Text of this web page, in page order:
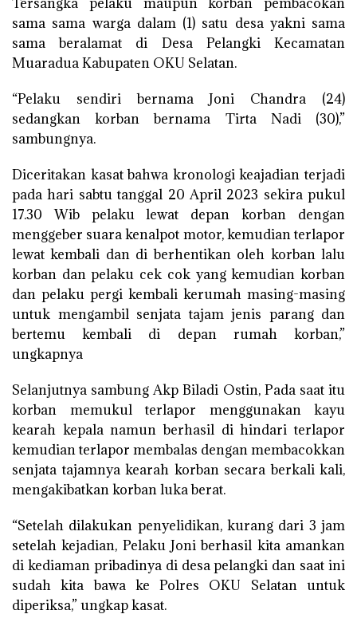
sama sama warga dalam (1) satu desa yakni sama
sama beralamat di Desa Pelangki Kecamatan
Muaradua Kabupaten OKU Selatan.
“Pelaku sendiri bernama Joni Chandra (24)
sedangkan korban bernama Tirta Nadi (30),”
sambungnya.
Diceritakan kasat bahwa kronologi keajadian terjadi
pada hari sabtu tanggal 20 April 2023 sekira pukul
17.30 Wib pelaku lewat depan korban dengan
menggeber suara kenalpot motor, kemudian terlapor
lewat kembali dan di berhentikan oleh korban lalu
korban dan pelaku cek cok yang kemudian korban
dan pelaku pergi kembali kerumah masing-masing
untuk mengambil senjata tajam jenis parang dan
bertemu kembali di depan rumah korban,”
ungkapnya
Selanjutnya sambung Akp Biladi Ostin, Pada saat itu
korban memukul terlapor menggunakan kayu
kearah kepala namun berhasil di hindari terlapor
kemudian terlapor membalas dengan membacokkan
senjata tajamnya kearah korban secara berkali kali,
mengakibatkan korban luka berat.
“Setelah dilakukan penyelidikan, kurang dari 3 jam
setelah kejadian, Pelaku Joni berhasil kita amankan
di kediaman pribadinya di desa pelangki dan saat ini
sudah kita bawa ke Polres OKU Selatan untuk
diperiksa,” ungkap kasat.